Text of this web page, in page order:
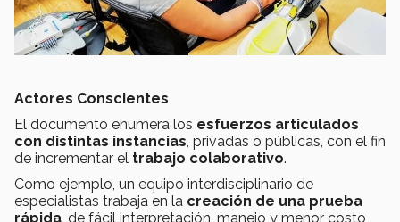
Actores Conscientes
El documento enumera los esfuerzos articulados
con distintas instancias, privadas o públicas, con el fin
de incrementar el trabajo colaborativo.
Como ejemplo, un equipo interdisciplinario de
especialistas trabaja en la creación de una prueba
rápida, de fácil interpretación, manejo y menor costo